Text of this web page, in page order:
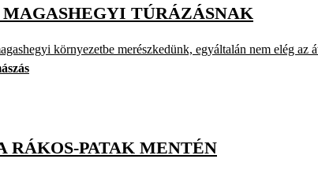
TÚRÁZÁSNAK
környezetbe merészkedünk, egyáltalán nem elég az
RÁKOS-PATAK MENTÉN